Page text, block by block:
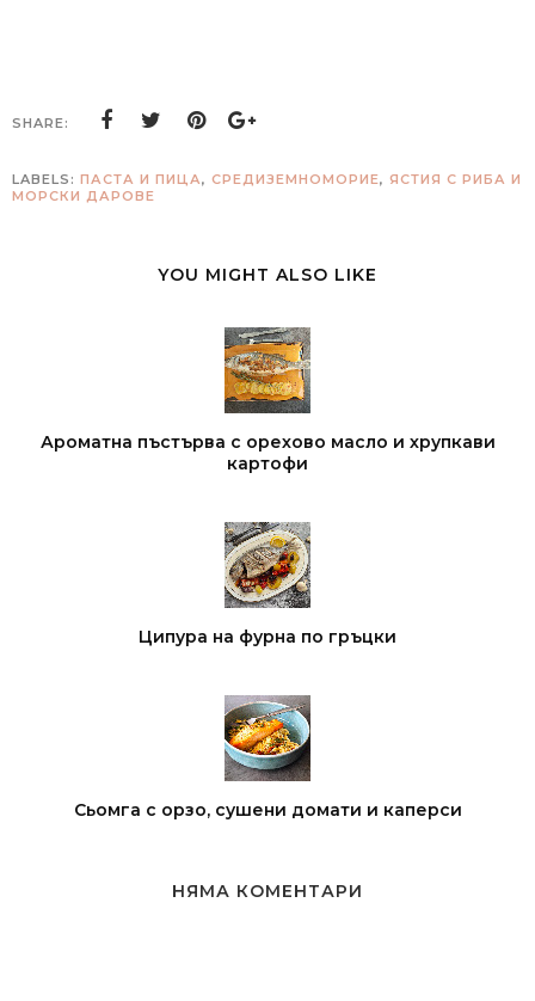
SHARE:
LABELS: ПАСТА И ПИЦА, СРЕДИЗЕМНОМОРИЕ, ЯСТИЯ С РИБА И
МОРСКИ ДАРОВЕ
YOU MIGHT ALSO LIKE
Ароматна пъстърва с орехово масло и хрупкави
картофи
Ципура на фурна по гръцки
Сьомга с орзо, сушени домати и каперси
НЯМА КОМЕНТАРИ